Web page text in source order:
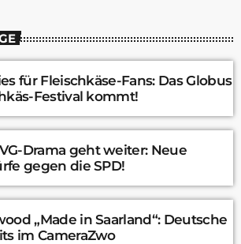
für Fleischkäse-Fans: Das Globus
Festival kommt!
Drama geht weiter: Neue
gegen die SPD!
„Made in Saarland“: Deutsche
im CameraZwo